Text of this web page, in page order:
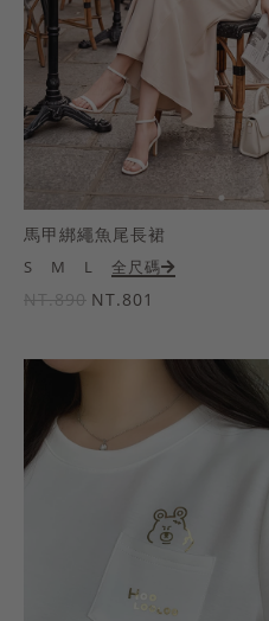
馬甲綁繩魚尾長裙
S M L 全尺碼
NT.890 NT.801